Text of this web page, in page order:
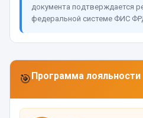
документа подтверждается
федеральной системе ФИС
🎯Программа лояльности